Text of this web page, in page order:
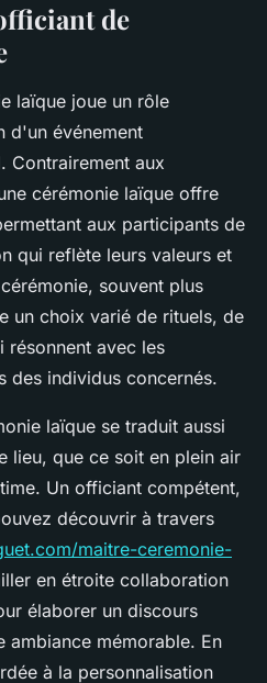
de
laïque joue un rôle
d'un événement
Contrairement aux
cérémonie laïque offre
aux participants de
qui reflète leurs valeurs et
souvent plus
un choix varié de rituels, de
résonnent avec les
des individus concernés.
laïque se traduit aussi
lieu, que ce soit en plein air
Un officiant compétent,
découvrir à travers
maitre-ceremonie-
en étroite collaboration
élaborer un discours
ambiance mémorable. En
à la personnalisation